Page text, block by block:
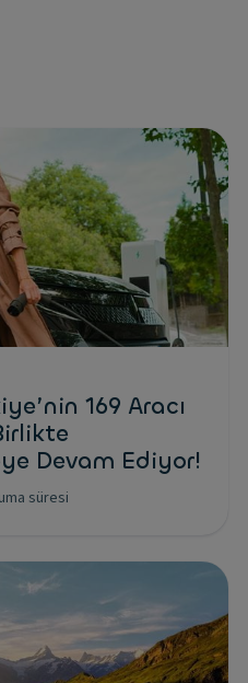
169 Aracı
Devam Ediyor!
süresi